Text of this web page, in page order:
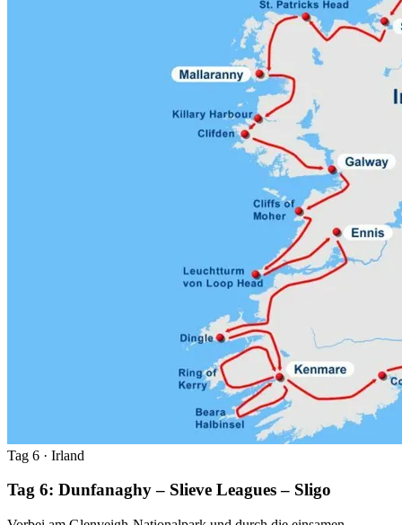
Tag 6 · Irland
Tag 6: Dunfanaghy – Slieve Leagues – Sligo